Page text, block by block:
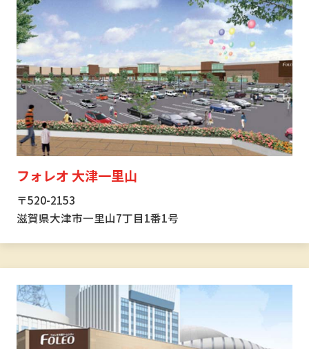
フォレオ 大津一里山
〒520-2153
滋賀県大津市一里山7丁目1番1号